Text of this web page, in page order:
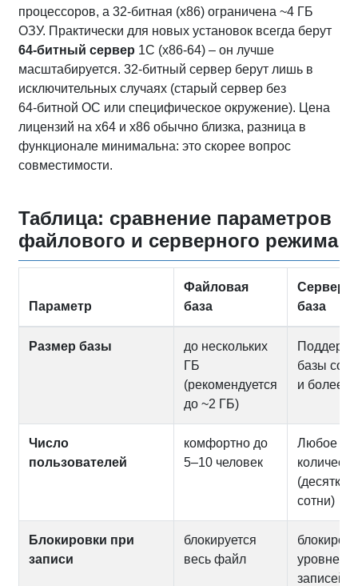
процессоров, а 32‑битная (x86) ограничена ~4 ГБ
ОЗУ. Практически для новых установок всегда берут
64‑битный сервер 1С (х86-64) – он лучше
масштабируется. 32‑битный сервер берут лишь в
исключительных случаях (старый сервер без
64‑битной ОС или специфическое окружение). Цена
лицензий на x64 и x86 обычно близка, разница в
функционале минимальна: это скорее вопрос
совместимости.
Таблица: сравнение параметров
файлового и серверного режима
Параметр
Файловая
база
база
Размер базы
до нескольких
ГБ
(рекомендуется
до ~2 ГБ)
базы
и более
Число
пользователей
комфортно до
5–10 человек
Любое
(десятки,
сотни)
Блокировки при
записи
блокируется
весь файл
уровне
записей/